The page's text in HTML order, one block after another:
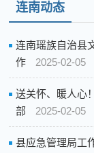
连南动态
连南瑶族自治县
作
2025-02-05
送关怀、暖人心
部
2025-02-05
县应急管理局工